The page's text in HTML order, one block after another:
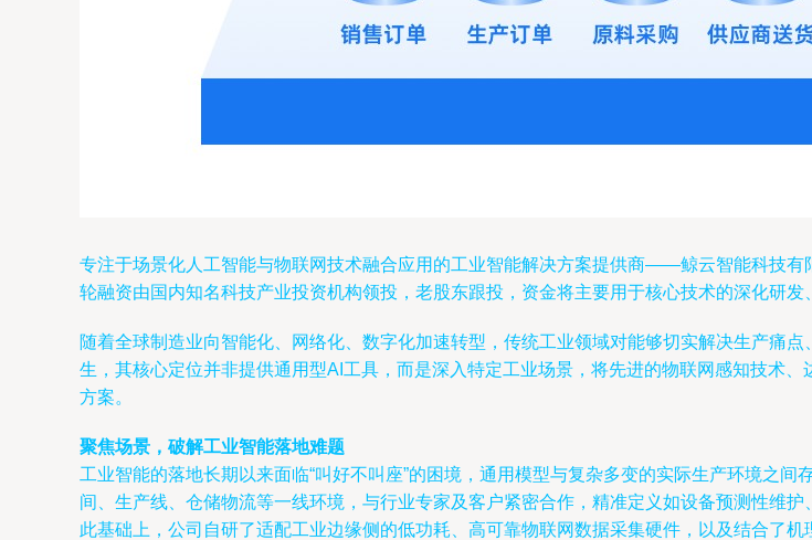
专注于场景化人工智能与物联网技术融合应用的工业智能解决方案提供商——鲸云智能科技有
轮融资由国内知名科技产业投资机构领投，老股东跟投，资金将主要用于核心技术的深化研
随着全球制造业向智能化、网络化、数字化加速转型，传统工业领域对能够切实解决生产痛
生，其核心定位并非提供通用型AI工具，而是深入特定工业场景，将先进的物联网感知技术
方案。
聚焦场景，破解工业智能落地难题
工业智能的落地长期以来面临“叫好不叫座”的困境，通用模型与复杂多变的实际生产环境之
间、生产线、仓储物流等一线环境，与行业专家及客户紧密合作，精准定义如设备预测性维
此基础上，公司自研了适配工业边缘侧的低功耗、高可靠物联网数据采集硬件，以及结合了